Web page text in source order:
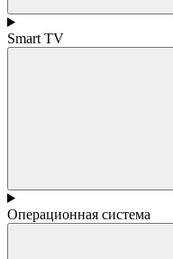
Smart TV
Операционная система